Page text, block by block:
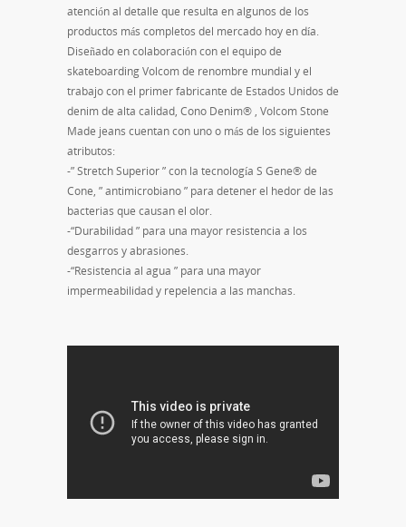
atención al detalle que resulta en algunos de los
productos más completos del mercado hoy en día.
Diseñado en colaboración con el equipo de
skateboarding Volcom de renombre mundial y el
trabajo con el primer fabricante de Estados Unidos de
denim de alta calidad, Cono Denim® , Volcom Stone
Made jeans cuentan con uno o más de los siguientes
atributos:
-” Stretch Superior ” con la tecnología S Gene® de
Cone, ” antimicrobiano ” para detener el hedor de las
bacterias que causan el olor.
-“Durabilidad ” para una mayor resistencia a los
desgarros y abrasiones.
-“Resistencia al agua ” para una mayor
impermeabilidad y repelencia a las manchas.